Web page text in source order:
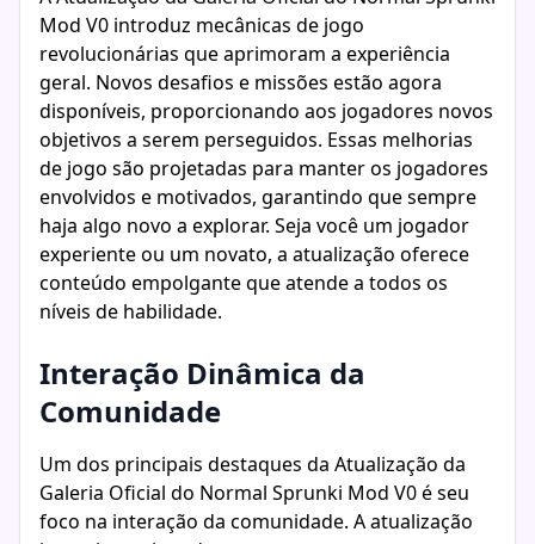
Mod V0 introduz mecânicas de jogo
revolucionárias que aprimoram a experiência
geral. Novos desafios e missões estão agora
disponíveis, proporcionando aos jogadores novos
objetivos a serem perseguidos. Essas melhorias
de jogo são projetadas para manter os jogadores
envolvidos e motivados, garantindo que sempre
haja algo novo a explorar. Seja você um jogador
experiente ou um novato, a atualização oferece
conteúdo empolgante que atende a todos os
níveis de habilidade.
Interação Dinâmica da
Comunidade
Um dos principais destaques da Atualização da
Galeria Oficial do Normal Sprunki Mod V0 é seu
foco na interação da comunidade. A atualização